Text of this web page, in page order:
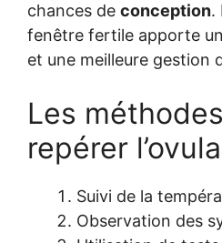
chances de conception.
fenêtre fertile apporte
et une meilleure gestion
Les
repérer
Suivi de la
Observation des